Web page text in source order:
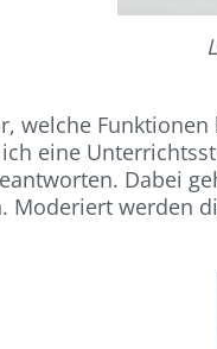
welche
eine
Dabei
Moderiert werden